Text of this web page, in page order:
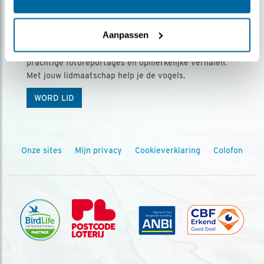
Aanpassen
Ontvang 5 x Vogels voor € 36,00 per jaar
Vogels is het tijdschrift voor onze leden, met
prachtige fotoreportages en opmerkelijke verhalen.
Met jouw lidmaatschap help je de vogels.
WORD LID
Onze sites Mijn privacy Cookieverklaring Colofon